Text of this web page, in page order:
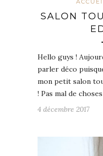
SALON
Hello guys !
parler déco
mon petit salon
! Pas mal de
4 décembre 2017